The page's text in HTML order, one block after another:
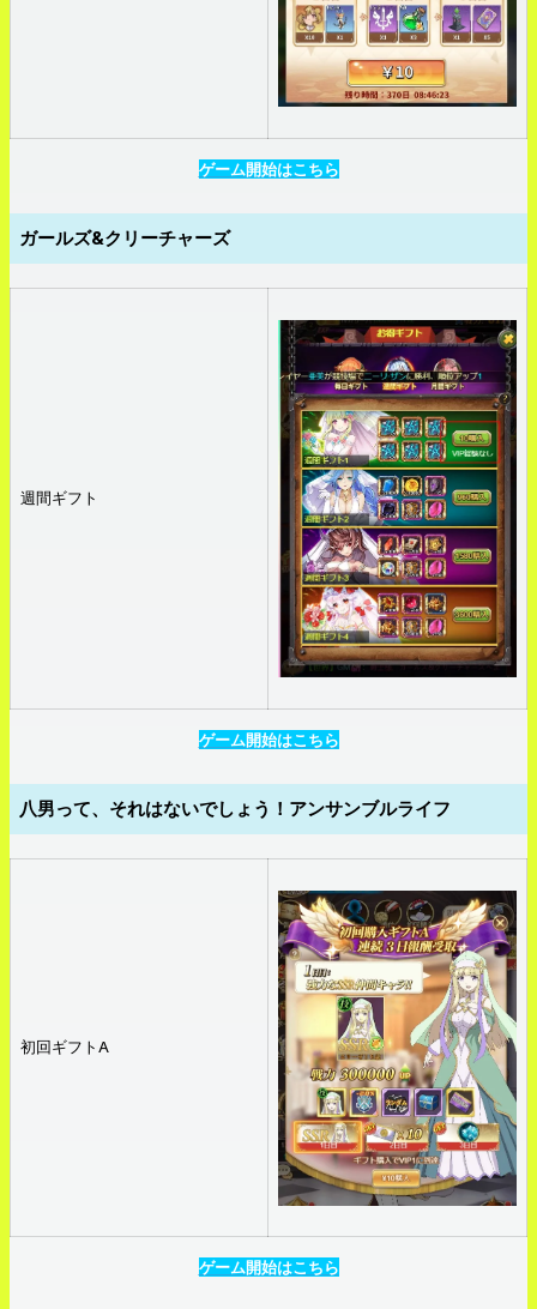
ゲーム開始はこちら
ガールズ&クリーチャーズ
週間ギフト
ゲーム開始はこちら
八男って、それはないでしょう！アンサンブルライフ
初回ギフトA
ゲーム開始はこちら